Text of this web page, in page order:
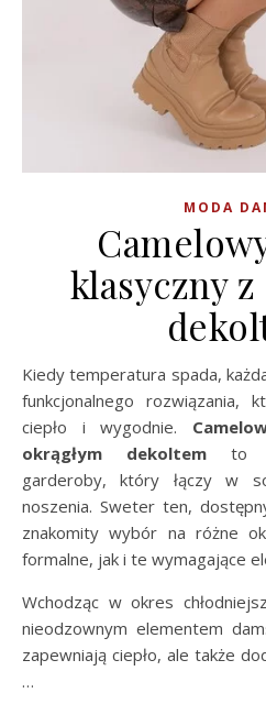
MODA
klasyczny z
Kiedy temperatura spada, każda kobieta szuka stylowego i
funkcjonalnego
ciepło i wygodnie.
okrągłym dekoltemto
garderoby, który łączy w
noszenia. Sweter ten,
znakomity wybór na różne
formalne, jak i te wymagające
Wchodząc w okres
nieodzownym elementem
zapewniają ciepło, ale także
…